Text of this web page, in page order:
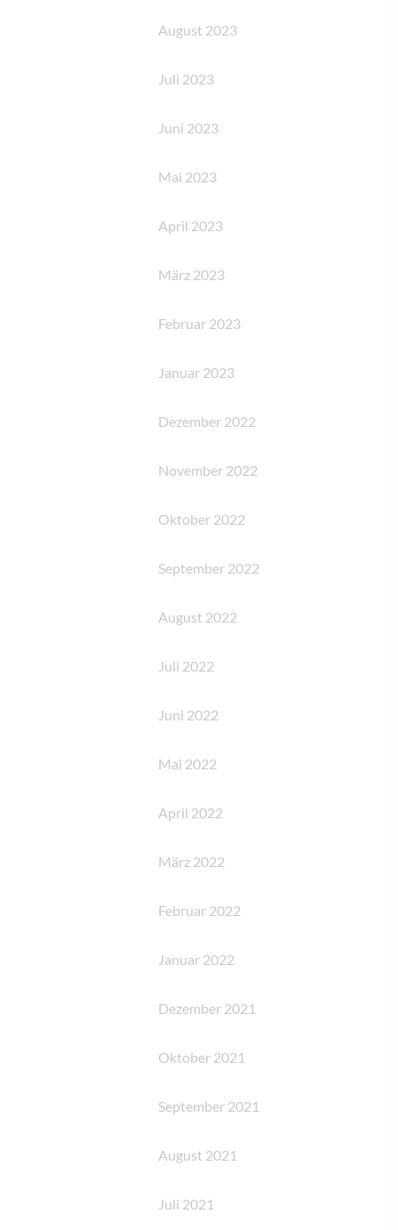
August 2023
Juli 2023
Juni 2023
Mai 2023
April 2023
März 2023
Februar 2023
Januar 2023
Dezember 2022
November 2022
Oktober 2022
September 2022
August 2022
Juli 2022
Juni 2022
Mai 2022
April 2022
März 2022
Februar 2022
Januar 2022
Dezember 2021
Oktober 2021
September 2021
August 2021
Juli 2021